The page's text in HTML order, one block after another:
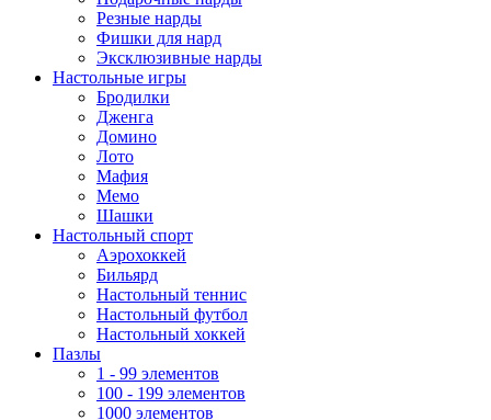
Резные нарды
Фишки для нард
Эксклюзивные нарды
Настольные игры
Бродилки
Дженга
Домино
Лото
Мафия
Мемо
Шашки
Настольный спорт
Аэрохоккей
Бильярд
Настольный теннис
Настольный футбол
Настольный хоккей
Пазлы
1 - 99 элементов
100 - 199 элементов
1000 элементов